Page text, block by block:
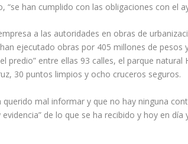
“se han cumplido con las obligaciones con el
a las autoridades en obras de
ejecutado obras por 405 millones de pesos
predio” entre ellas 93 calles, el parque natural
30 puntos limpios y ocho cruceros seguros.
mal informar y que no hay ninguna
de lo que se ha recibido y hoy en día